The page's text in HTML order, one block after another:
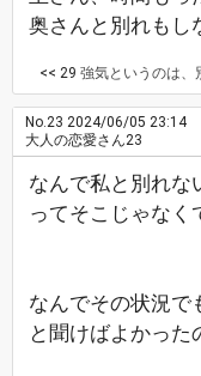
奥さんと別れもし
<< 29 強気というのは、別れ
No.23 2024/06/05 23:14
大人の恋愛さん23
なんで私と別れな
ってそこじゃなく
なんでその状況で
と聞けばよかった